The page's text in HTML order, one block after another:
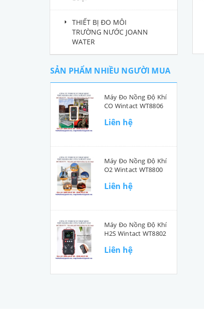
THIẾT BỊ ĐO MÔI
TRƯỜNG NƯỚC JOANN
WATER
SẢN PHẨM NHIỀU NGƯỜI MUA
Máy Đo Nồng Độ Khí
CO Wintact WT8806
Liên hệ
Máy Đo Nồng Độ Khí
O2 Wintact WT8800
Liên hệ
Máy Đo Nồng Độ Khí
H2S Wintact WT8802
Liên hệ